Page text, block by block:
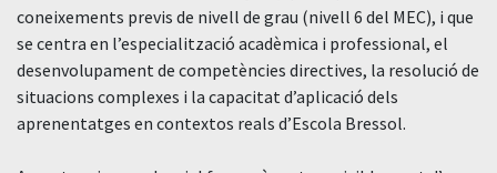
coneixements previs de nivell de grau (nivell 6 del MEC), i que
se centra en l’especialització acadèmica i professional, el
desenvolupament de competències directives, la resolució de
situacions complexes i la capacitat d’aplicació dels
aprenentatges en contextos reals d’Escola Bressol.